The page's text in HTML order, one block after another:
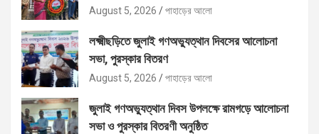
August 5, 2026 পাহাড়ের আলো
লক্ষ্মীছড়িতে জুলাই গণঅভ্যুত্থান দিবসের আলোচনা
সভা, পুরস্কার বিতরণ
August 5, 2026 পাহাড়ের আলো
জুলাই গণঅভ্যুত্থান দিবস উপলক্ষে রামগড়ে আলোচনা
সভা ও পুরস্কার বিতরণী অনুষ্ঠিত